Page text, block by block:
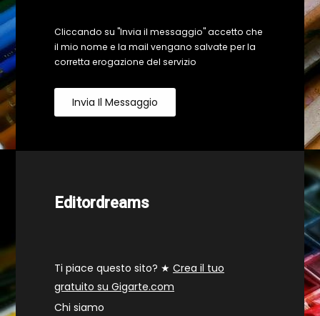
Cliccando su "Invia il messaggio" accetto che
il mio nome e la mail vengano salvate per la
corretta erogazione del servizio
Invia Il Messaggio
Editordreams
Ti piace questo sito? ★ Crea il tuo
gratuito su Gigarte.com
Chi siamo